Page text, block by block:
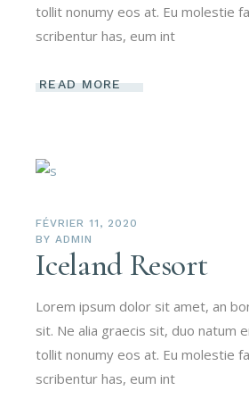
tollit nonumy eos at. Eu molestie
scribentur has, eum int
READ MORE
FÉVRIER 11, 2020
BY ADMIN
Iceland Resort
Lorem ipsum dolor sit amet, an
sit. Ne alia graecis sit, duo natum
tollit nonumy eos at. Eu molestie
scribentur has, eum int